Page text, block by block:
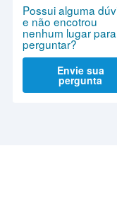
Possui alguma
e não encotrou
nenhum lugar para
perguntar?
Envie sua
pergunta